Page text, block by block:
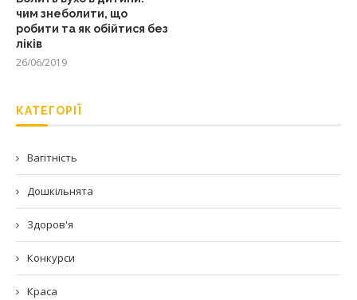
чим знеболити, що
робити та як обійтися без
ліків
26/06/2019
КАТЕГОРІЇ
Вагітність
Дошкільнята
Здоров'я
Конкурси
Краса